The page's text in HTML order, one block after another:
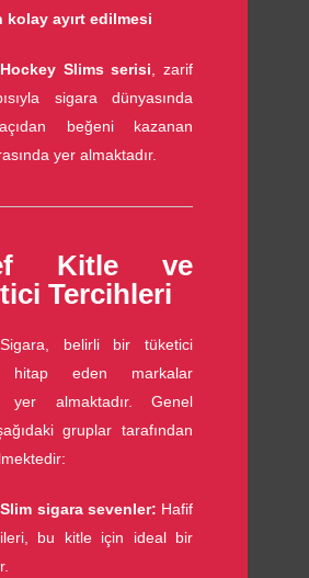
kolay ayırt edilmesi
Hockey Slims serisi , zarif
sigara dünyasında
beğeni kazanan
yer almaktadır.
Kitle ve
Tercihleri
belirli bir tüketici
hitap eden markalar
yer almaktadır. Genel
gruplar tarafından
sigara sevenler: Hafif
bu kitle için ideal bir